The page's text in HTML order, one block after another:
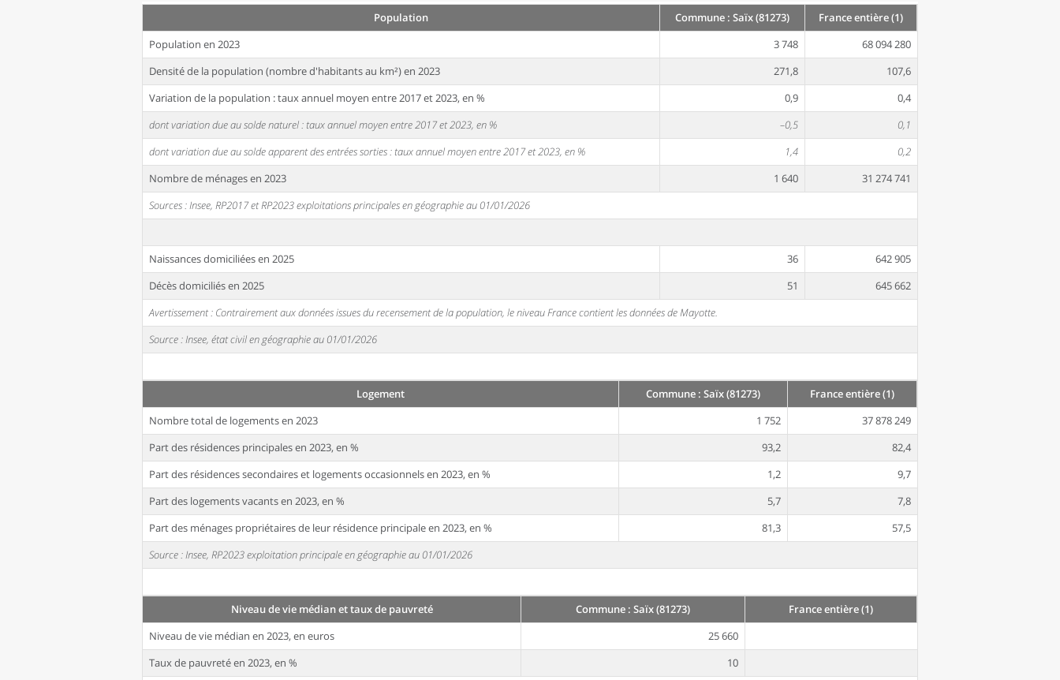
Population Commune : Saïx (81273)
France entière (1)
Population en 2023
3 748
68 094 280
Densité de la population (nombre d'habitants au km²) en 2023
271,8
107,6
Variation de la population : taux annuel moyen entre 2017 et 2023, en %
0,9
0,4
dont variation due au solde naturel : taux annuel moyen entre 2017 et 2023, en %
–0,5
0,1
dont variation due au solde apparent des entrées sorties : taux annuel moyen entre 2017 et 2023, en %
1,4
0,2
Nombre de ménages en 2023
1 640
31 274 741
Sources : Insee, RP2017 et RP2023 exploitations principales en géographie au 01/01/2026
Naissances domiciliées en 2025 36
642 905
Décès domiciliés en 2025
51
645 662
Avertissement : Contrairement aux données issues du recensement de la population, le niveau France contient les données de Mayotte.
Source : Insee, état civil en géographie au 01/01/2026
Logement Commune : Saïx (81273)
France entière (1)
Nombre total de logements en 2023
1 752
37 878 249
Part des résidences principales en 2023, en %
93,2
82,4
Part des résidences secondaires et logements occasionnels en 2023, en %
1,2
9,7
Part des logements vacants en 2023, en %
5,7
7,8
Part des ménages propriétaires de leur résidence principale en 2023, en %
81,3
57,5
Source : Insee, RP2023 exploitation principale en géographie au 01/01/2026
Niveau de vie médian et taux de pauvreté Commune : Saïx (81273)
France entière (1)
Niveau de vie médian en 2023, en euros
25 660
Taux de pauvreté en 2023, en %
10